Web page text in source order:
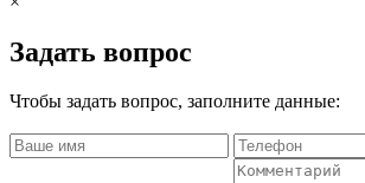
Задать вопрос
Чтобы задать вопрос, заполните данные: